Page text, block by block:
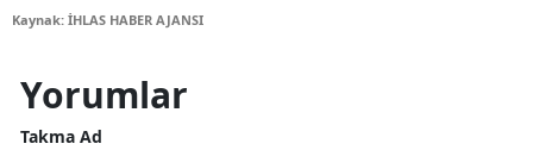
Kaynak: İHLAS HABER AJANSI
Yorumlar
Takma Ad